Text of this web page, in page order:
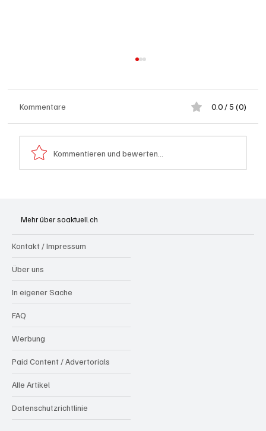
Kommentare 0.0 / 5 (0)
Kommentieren und bewerten...
Mehr über soaktuell.ch
Kontakt / Impressum
Über uns
In eigener Sache
FAQ
Werbung
Paid Content / Advertorials
Alle Artikel
Datenschutzrichtlinie